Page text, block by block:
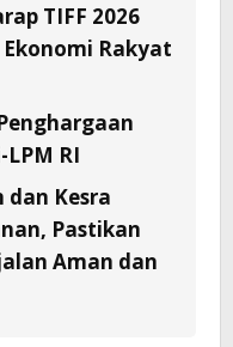
TIFF 2026
Ekonomi Rakyat
RI
Kesra
Pastikan
Aman dan